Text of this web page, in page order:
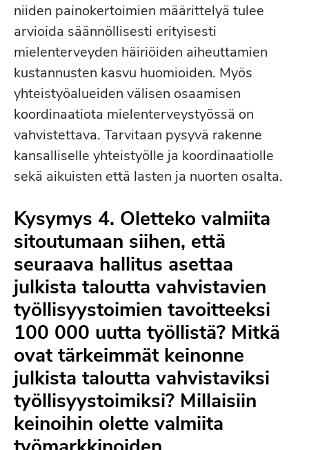
niiden painokertoimien määrittelyä tulee
arvioida säännöllisesti erityisesti
mielenterveyden häiriöiden aiheuttamien
kustannusten kasvu huomioiden. Myös
yhteistyöalueiden välisen osaamisen
koordinaatiota mielenterveystyössä on
vahvistettava. Tarvitaan pysyvä rakenne
kansalliselle yhteistyölle ja koordinaatiolle
sekä aikuisten että lasten ja nuorten osalta.
Kysymys 4. Oletteko valmiita
sitoutumaan siihen, että
seuraava hallitus asettaa
julkista taloutta vahvistavien
työllisyystoimien tavoitteeksi
100 000 uutta työllistä? Mitkä
ovat tärkeimmät keinonne
julkista taloutta vahvistaviksi
työllisyystoimiksi? Millaisiin
keinoihin olette valmiita